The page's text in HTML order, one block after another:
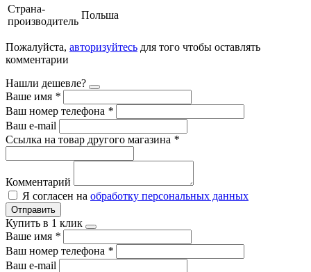
Страна-
производитель
Польша
Пожалуйста, авторизуйтесь для того чтобы оставлять
комментарии
Нашли дешевле?
Ваше имя *
Ваш номер телефона *
Ваш e-mail
Ссылка на товар другого магазина *
Комментарий
Я согласен на обработку персональных данных
Отправить
Купить в 1 клик
Ваше имя *
Ваш номер телефона *
Ваш e-mail